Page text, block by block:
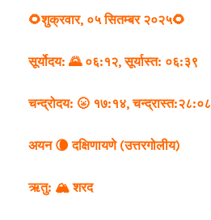
🌻शुक्रवार, ०५ सितम्बर २०२५🌻
सूर्योदय: 🌄 ०६:१२,सूर्यास्त: ०६:३९
चन्द्रोदय: 🌝 १७:१४,चन्द्रास्त:२८:०८
अयन 🌘 दक्षिणायणे (उत्तरगोलीय)
ऋतु: 🏔️ शरद